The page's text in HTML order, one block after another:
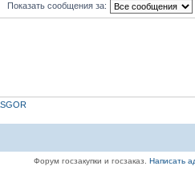
Показать сообщения за:
Форум госзакупки и госзаказ.Написать